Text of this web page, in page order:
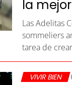
la
Las Adelitas
sommeliers
tarea de
VIVIR BIEN